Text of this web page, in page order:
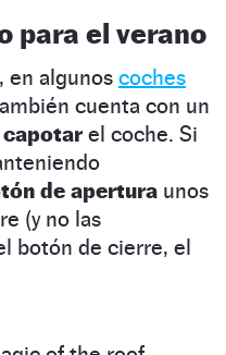
para el verano
en algunos coches
cuenta con un
el coche. Si
de apertura unos
(y no las
botón de cierre, el